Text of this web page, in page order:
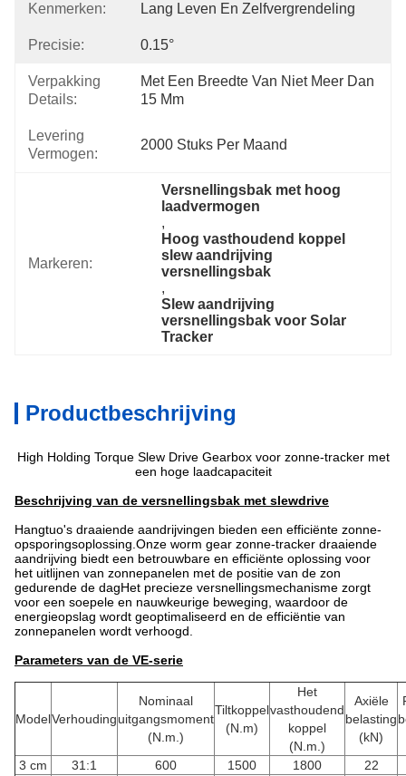
Kenmerken: Lang Leven En Zelfvergrendeling
Precisie: 0.15°
Verpakking
Details:
Met Een Breedte Van Niet Meer Dan
15 Mm
Levering
Vermogen:
2000 Stuks Per Maand
Markeren:
Versnellingsbak met hoog
laadvermogen
,
Hoog vasthoudend koppel
slew aandrijving
versnellingsbak
,
Slew aandrijving
versnellingsbak voor Solar
Tracker
Productbeschrijving
High Holding Torque Slew Drive Gearbox voor zonne-tracker met
een hoge laadcapaciteit
Beschrijving van de versnellingsbak met slewdrive
Hangtuo's draaiende aandrijvingen bieden een efficiënte zonne-
opsporingsoplossing.Onze worm gear zonne-tracker draaiende
aandrijving biedt een betrouwbare en efficiënte oplossing voor
het uitlijnen van zonnepanelen met de positie van de zon
gedurende de dagHet precieze versnellingsmechanisme zorgt
voor een soepele en nauwkeurige beweging, waardoor de
energieopslag wordt geoptimaliseerd en de efficiëntie van
zonnepanelen wordt verhoogd.
Parameters van de VE-serie
ModelVerhouding
Nominaal
uitgangsmoment
(N.m.)
Tiltkoppel
(N.m)
Het
vasthoudend
koppel
(N.m.)
Axiële
belasting
(kN)
3 cm 31:1 600 1500 1800 22